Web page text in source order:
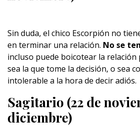
Sin duda, el chico Escorpión no
en terminar una relación. No se
incluso puede boicotear la relación
sea la que tome la decisión, o sea
intolerable a la hora de decir adiós.
Sagitario (22 de
diciembre)